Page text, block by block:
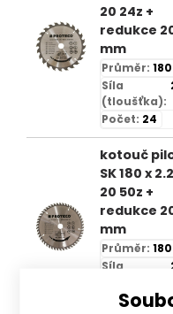
20 24z +
redukce
mm
Průměr: 180
Síla
(tloušťka):
Počet: 24
kotouč
SK 180 x
20 50z +
redukce
mm
Průměr: 180
Síla
Počet:50